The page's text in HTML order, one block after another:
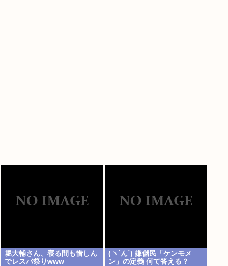
堀大輔さん、寝る間も惜しん
でレスバ祭りwww
(ヽ´ん`) 嫌儲民「ケンモメ
ン」の定義 何て答える？